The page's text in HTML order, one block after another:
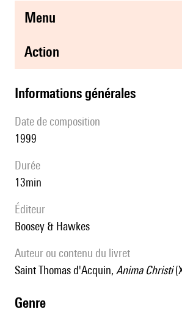
menu
action
informations générales
date de composition
1999
durée
13min
éditeur
Boosey & Hawkes
Auteur ou contenu du livret
Saint Thomas d'Acquin, Anima Christi
genre